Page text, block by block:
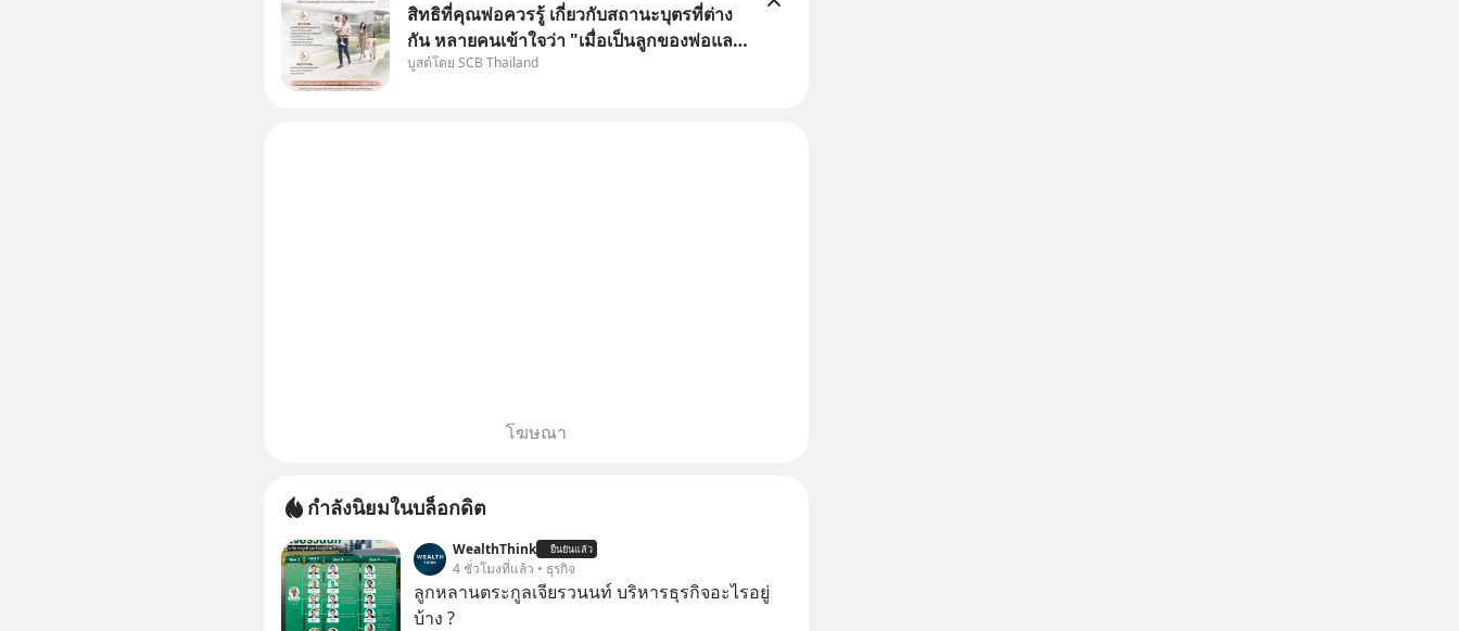
สิทธิที่คุณพ่อควรรู้ เกี่ยวกับสถานะบุตรที่ต่าง
กัน หลายคนเข้าใจว่า "เมื่อเป็นลูกของพ่อและ
แม่ ก็ย่อมเป็นบุตรชอบด้วยกฎหมายของทั้ง
บูสต์โดย SCB Thailand
โฆษณา
กำลังนิยมในบล็อกดิต
WealthThink ยืนยันแล้ว
4 ชั่วโมงที่แล้ว • ธุรกิจ
ลูกหลานตระกูลเจียรวนนท์ บริหารธุรกิจอะไรอยู่
บ้าง ?